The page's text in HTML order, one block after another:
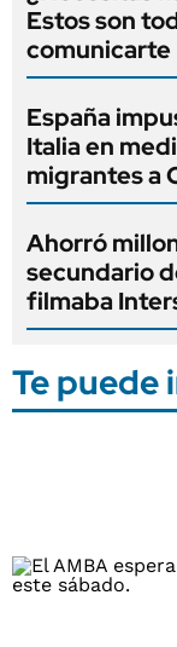
Estos son
comunicarte
España
Italia en
migrantes a
Ahorró
secundario
filmaba
Te puede